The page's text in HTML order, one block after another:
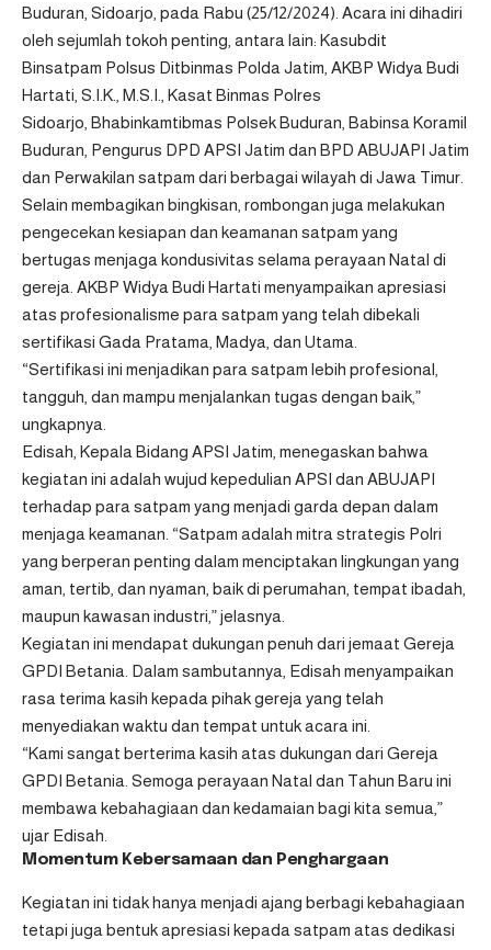
Buduran, Sidoarjo, pada Rabu (25/12/2024). Acara ini dihadiri
oleh sejumlah tokoh penting, antara lain: Kasubdit
Binsatpam Polsus Ditbinmas Polda Jatim, AKBP Widya Budi
Hartati, S.I.K., M.S.I., Kasat Binmas Polres
Sidoarjo, Bhabinkamtibmas Polsek Buduran, Babinsa Koramil
Buduran, Pengurus DPD APSI Jatim dan BPD ABUJAPI Jatim
dan Perwakilan satpam dari berbagai wilayah di Jawa Timur.
Selain membagikan bingkisan, rombongan juga melakukan
pengecekan kesiapan dan keamanan satpam yang
bertugas menjaga kondusivitas selama perayaan Natal di
gereja. AKBP Widya Budi Hartati menyampaikan apresiasi
atas profesionalisme para satpam yang telah dibekali
sertifikasi Gada Pratama, Madya, dan Utama.
“Sertifikasi ini menjadikan para satpam lebih profesional,
tangguh, dan mampu menjalankan tugas dengan baik,”
ungkapnya.
Edisah, Kepala Bidang APSI Jatim, menegaskan bahwa
kegiatan ini adalah wujud kepedulian APSI dan ABUJAPI
terhadap para satpam yang menjadi garda depan dalam
menjaga keamanan. “Satpam adalah mitra strategis Polri
yang berperan penting dalam menciptakan lingkungan yang
aman, tertib, dan nyaman, baik di perumahan, tempat ibadah,
maupun kawasan industri,” jelasnya.
Kegiatan ini mendapat dukungan penuh dari jemaat Gereja
GPDI Betania. Dalam sambutannya, Edisah menyampaikan
rasa terima kasih kepada pihak gereja yang telah
menyediakan waktu dan tempat untuk acara ini.
“Kami sangat berterima kasih atas dukungan dari Gereja
GPDI Betania. Semoga perayaan Natal dan Tahun Baru ini
membawa kebahagiaan dan kedamaian bagi kita semua,”
ujar Edisah.
Momentum Kebersamaan dan Penghargaan
Kegiatan ini tidak hanya menjadi ajang berbagi kebahagiaan
tetapi juga bentuk apresiasi kepada satpam atas dedikasi